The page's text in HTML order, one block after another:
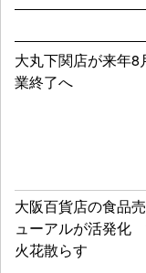
大丸下関店が来年8
業終了へ
大阪百貨店の食品
ューアルが活発化
火花散らす